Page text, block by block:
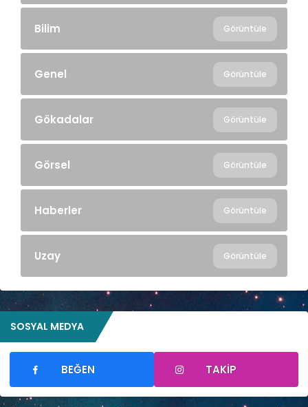
Bilim Görüntüle
Genel Görüntüle
Gökadalar Görüntüle
Görsel Görüntüle
Haberler Görüntüle
Uzay Görüntüle
SOSYAL MEDYA
BEĞEN TAKIP